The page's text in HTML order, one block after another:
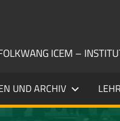
ICEM –
UND ARCHIV